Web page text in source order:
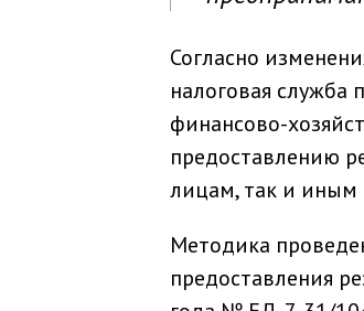
Согласно
налоговая служба
финансово-
предоставлению
лицам, так и иным
Методика
предоставления